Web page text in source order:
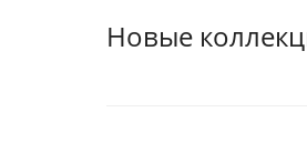
Новые